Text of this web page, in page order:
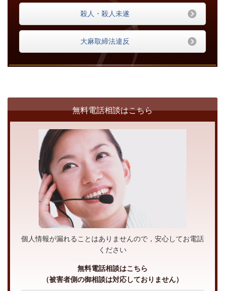
殺人・殺人未遂
大麻取締法違反
無料電話相談はこちら
個人情報が漏れることはありませんので，安心してお電話
ください
無料電話相談はこちら
（被害者側の御相談は対応しておりません）